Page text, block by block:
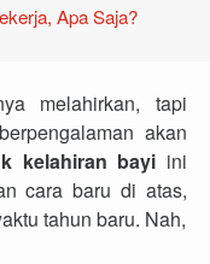
Apa Saja?
melahirkan, tapi
akan
kelahiran bayi ini
cara baru di atas,
tahun baru. Nah,